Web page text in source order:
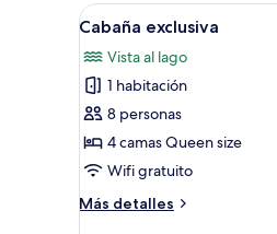
Abrir
todas
las
fotos
de
Cabaña
exclusiva
9
Cabaña exclusiva
Vista al lago
1 habitación
8 personas
4 camas Queen size
Wifi gratuito
Más detalles
Más